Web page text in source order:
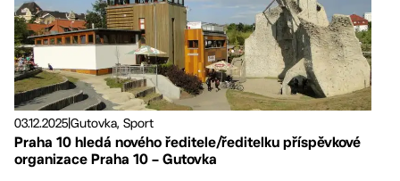
03.12.2025Gutovka, Sport
Praha 10 hledá nového ředitele/ředitelku příspěvkové
organizace Praha 10 – Gutovka